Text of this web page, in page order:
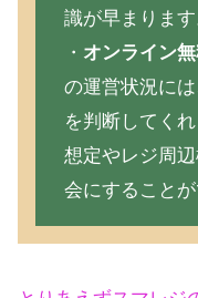
識が早まります
・ オンライン
の運営状況に
を判断してく
想定やレジ周
会にすることが